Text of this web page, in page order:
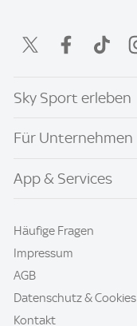
Sky Sport erleben
Für Unternehmen
App & Services
Häufige Fragen
Impressum
AGB
Datenschutz & Cookies
Kontakt